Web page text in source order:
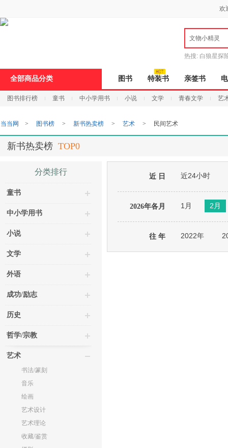
欢
文物小精灵
热搜: 白狼星探
全部商品分类 图书 特装书 亲签书
图书排行榜 童书 中小学用书 小说 文学 青春文学 艺
口
页
加
当当网 > 图书榜 > 新书热卖榜 > 艺术 > 民间艺术
新书热卖榜 TOP0
分类排行
童书
中小学用书
小说
文学
外语
成功/励志
历史
哲学/宗教
艺术
书法/篆刻
音乐
绘画
艺术设计
艺术理论
收藏/鉴赏
近 日 近24小时
2026年各月 1月 2月
往 年 2022年